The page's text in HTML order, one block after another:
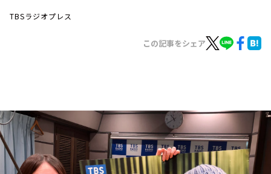
イベント・グッズ
YouTube
会社情報
TBSラジオプレス
この記事をシェア